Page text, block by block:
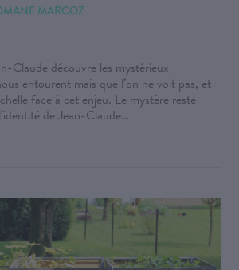
MARCOZ
Claude découvre les mystérieux
entourent mais que l’on ne voit pas, et
face à cet enjeu. Le mystère reste
de Jean-Claude…